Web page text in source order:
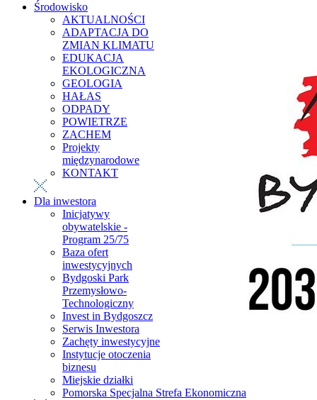
Środowisko
AKTUALNOŚCI
ADAPTACJA DO
ZMIAN KLIMATU
EDUKACJA
EKOLOGICZNA
GEOLOGIA
HAŁAS
ODPADY
POWIETRZE
ZACHEM
Projekty
międzynarodowe
KONTAKT
Dla inwestora
Inicjatywy
obywatelskie -
Program 25/75
Baza ofert
inwestycyjnych
Bydgoski Park
Przemysłowo-
Technologiczny
Invest in Bydgoszcz
Serwis Inwestora
Zachęty inwestycyjne
Instytucje otoczenia
biznesu
Miejskie działki
Pomorska Specjalna Strefa Ekonomiczna